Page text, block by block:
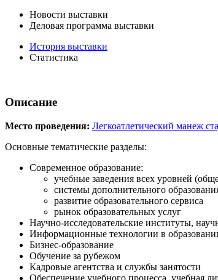
Новости выставки
Деловая программа выставки
История выставки
Статистика
Описание
Место проведения: Легкоатлетический манеж
Основные тематические разделы:
Современное образование:
учебные заведения всех уровней
системы дополнительного
развитие образовательного сервиса
рынок образовательных услуг
Научно-исследовательские институты,
Информационные технологии в
Бизнес-образование
Обучение за рубежом
Кадровые агентства и службы занятости
Обеспечение учебного процесса, учебная